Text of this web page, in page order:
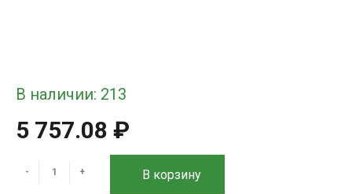
В наличии: 213
5 757.08 ₽
- + В корзину